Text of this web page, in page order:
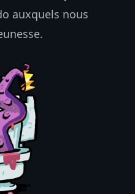
auxquels nous